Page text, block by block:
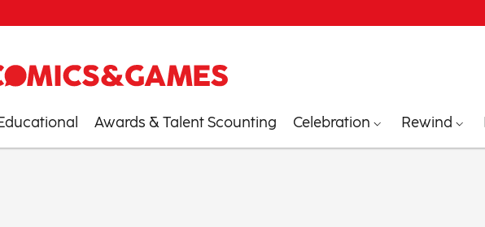
Awards & Talent Scounting Celebration Rewind